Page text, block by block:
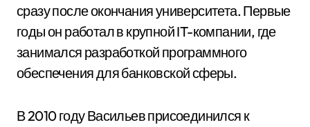
сразу после окончания университета. Первые
годы он работал в крупной IT-компании, где
занимался разработкой программного
обеспечения для банковской сферы.
В 2010 году Васильев присоединился к